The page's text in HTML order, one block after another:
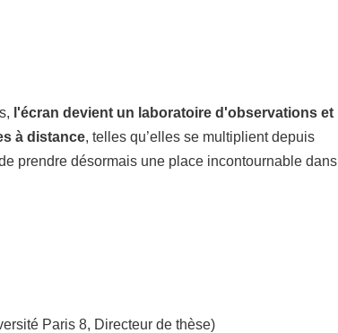
l'écran devient un laboratoire d'observations et
à distance, telles qu’elles se multiplient depuis
prendre désormais une place incontournable dans
Paris 8, Directeur de thèse)